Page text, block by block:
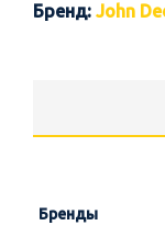
Бренд: John
Бренды